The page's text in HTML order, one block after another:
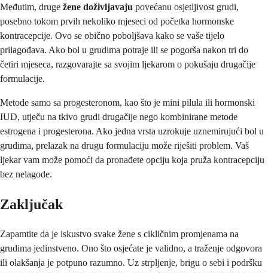
Međutim, druge žene doživljavaju povećanu osjetljivost grudi,
posebno tokom prvih nekoliko mjeseci od početka hormonske
kontracepcije. Ovo se obično poboljšava kako se vaše tijelo
prilagođava. Ako bol u grudima potraje ili se pogorša nakon tri do
četiri mjeseca, razgovarajte sa svojim ljekarom o pokušaju drugačije
formulacije.
Metode samo sa progesteronom, kao što je mini pilula ili hormonski
IUD, utječu na tkivo grudi drugačije nego kombinirane metode
estrogena i progesterona. Ako jedna vrsta uzrokuje uznemirujući bol u
grudima, prelazak na drugu formulaciju može riješiti problem. Vaš
ljekar vam može pomoći da pronađete opciju koja pruža kontracepciju
bez nelagode.
Zaključak
Zapamtite da je iskustvo svake žene s cikličnim promjenama na
grudima jedinstveno. Ono što osjećate je validno, a traženje odgovora
ili olakšanja je potpuno razumno. Uz strpljenje, brigu o sebi i podršku